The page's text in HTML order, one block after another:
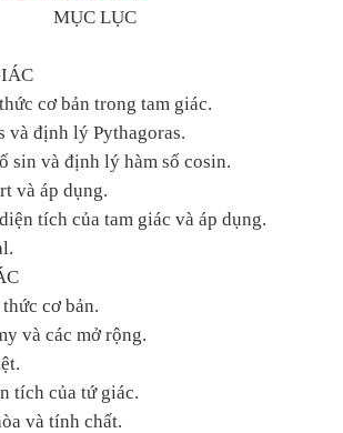
MỤC LỤC
cơ bản trong tam giác.
và định lý Pythagoras.
sin và định lý hàm số cosin.
và áp dụng.
tích của tam giác và áp dụng.
cơ bản.
và các mở rộng.
tích của tứ giác.
và tính chất.